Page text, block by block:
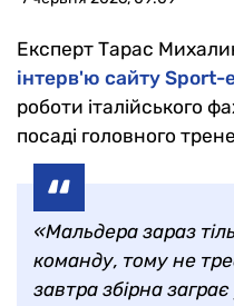
Експерт Тарас
інтерв'ю сайту Sport-
роботи італійського
посаді головного
«Мальдера зараз
команду, тому не
завтра збірна